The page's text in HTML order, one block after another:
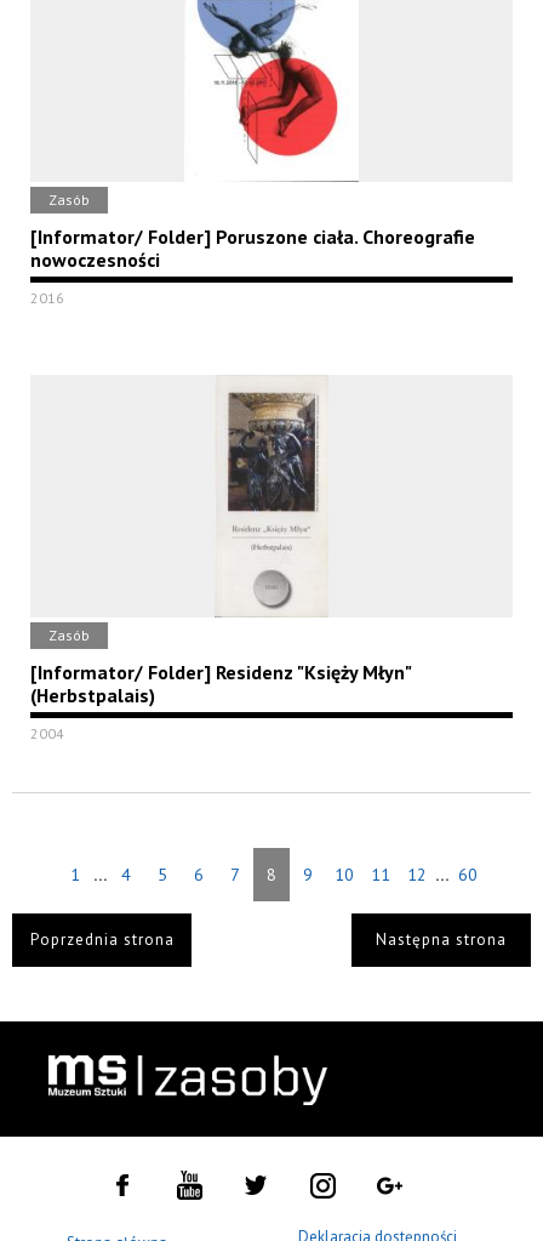
Zasób
[Informator/ Folder] Poruszone ciała. Choreografie
nowoczesności
2016
Zasób
[Informator/ Folder] Residenz "Księży Młyn"
(Herbstpalais)
2004
1 ... 4 5 6 7 8 9 10 11 12 ... 60
Poprzednia strona Następna strona
Deklaracja dostępności